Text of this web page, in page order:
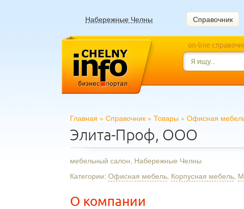
Набережные Челны Справочник
on-line
Главная » Справочник » Товары » Офисная
Элита-Проф, ООО
мебельный салон, Набережные Челны
Категории: Офисная мебель, Корпусная мебель,
О компании